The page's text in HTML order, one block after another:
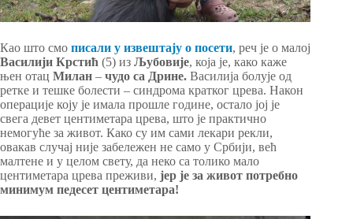
Као што смо писали у извештају о посети, реч је о малој
Василији Крстић (5) из Љубовије, која је, како каже
њен отац Милан – чудо са Дрине. Василија болује од
ретке и тешке болести – синдрома кратког црева. Након
операције коју је имала прошле године, остало јој је
свега девет центиметара црева, што је практично
немогуће за живот. Како су им сами лекари рекли,
овакав случај није забележен не само у Србији, већ
малтене и у целом свету, да неко са толико мало
центиметара црева преживи, јер је за живот потребно
минимум педесет центиметара!